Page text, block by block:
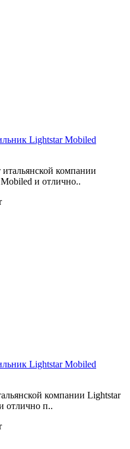
Lightstar Mobiled
компании
и отлично..
Lightstar Mobiled
компании Lightstar
отлично п..